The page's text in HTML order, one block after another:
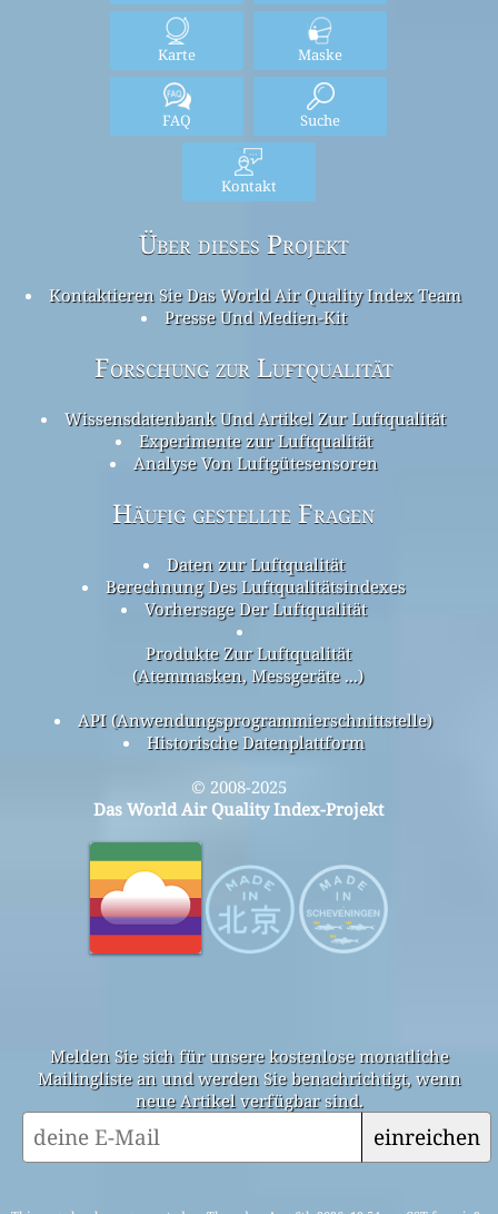
Karte Maske
FAQ Suche
Kontakt
Über dieses Projekt
Kontaktieren Sie Das World Air Quality Index Team
Presse Und Medien-Kit
Forschung zur Luftqualität
Wissensdatenbank Und Artikel Zur Luftqualität
Experimente zur Luftqualität
Analyse Von Luftgütesensoren
Häufig gestellte Fragen
Daten zur Luftqualität
Berechnung Des Luftqualitätsindexes
Vorhersage Der Luftqualität
Produkte Zur Luftqualität
(Atemmasken, Messgeräte ...)
API (Anwendungsprogrammierschnittstelle)
Historische Datenplattform
© 2008-2025
Das World Air Quality Index-Projekt
Melden Sie sich für unsere kostenlose monatliche
Mailingliste an und werden Sie benachrichtigt, wenn
neue Artikel verfügbar sind.
einreichen